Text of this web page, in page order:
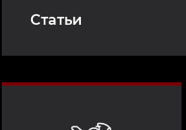
Статьи